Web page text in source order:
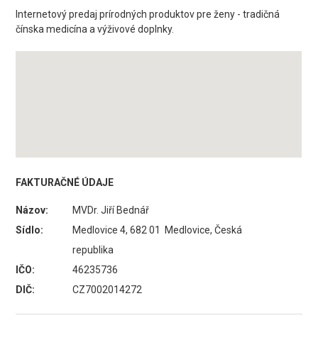
Internetový predaj prírodných produktov pre ženy - tradičná
čínska medicína a výživové doplnky.
FAKTURAČNÉ ÚDAJE
Názov:
MVDr. Jiří Bednář
Sídlo:
Medlovice 4, 682 01 Medlovice, Česká
republika
IČO:
46235736
DIČ:
CZ7002014272